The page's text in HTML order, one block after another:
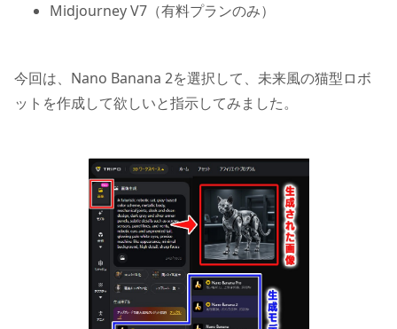
Midjourney V7（有料プランのみ）
今回は、Nano Banana 2を選択して、未来風の猫型ロボ
ットを作成して欲しいと指示してみました。